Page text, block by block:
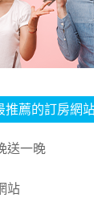
推薦的訂房網
送一晚
站